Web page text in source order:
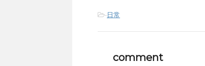
- 日常
comment